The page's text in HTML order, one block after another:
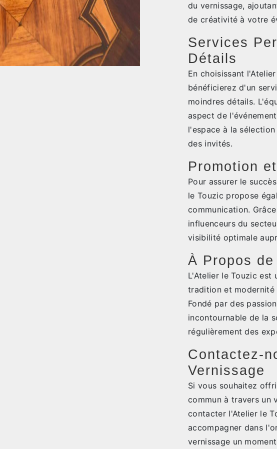
du vernissage,
de créativité à votre
Services
Détails
En choisissant
bénéficierez d'un
moindres détails.
aspect de
l'espace à la
des invités.
Promotion
Pour assurer le
le Touzic propose
communication.
influenceurs du
visibilité optimale
À Propos
L'Atelier le Touzic est
tradition et modernité
Fondé par des
incontournable de la
régulièrement des
Contactez-
Vernissage
Si vous souhaitez
commun à travers un
contacter l'Atelier le
accompagner dans
vernissage un